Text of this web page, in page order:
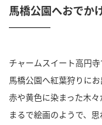
馬橋公園へおでか
チャームスイート高円
馬橋公園へ紅葉狩りにお
赤や黄色に染まった木
まるで絵画のようで、